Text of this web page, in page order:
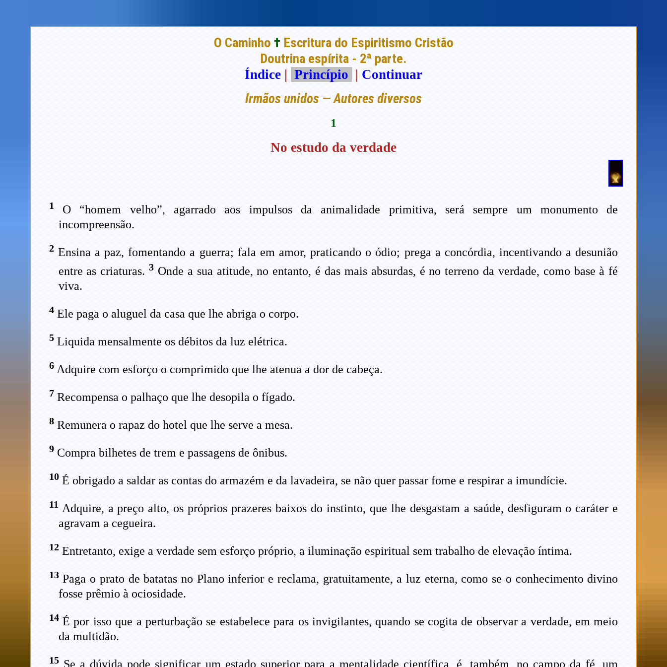
O Caminho † Escritura do Espiritismo Cristão
Doutrina espírita - 2ª parte.
Índice | Princípio | Continuar
Irmãos unidos — Autores diversos
1
No estudo da verdade
1
O “homem velho”, agarrado aos impulsos da animalidade primitiva, será sempre um monumento de
incompreensão.
2Ensina a paz, fomentando a guerra; fala em amor, praticando o ódio; prega a concórdia, incentivando a desunião
entre as criaturas.3 Onde a sua atitude, no entanto, é das mais absurdas, é no terreno da verdade, como base à fé
viva.
4Ele paga o aluguel da casa que lhe abriga o corpo.
5Liquida mensalmente os débitos da luz elétrica.
6Adquire com esforço o comprimido que lhe atenua a dor de cabeça.
7 Recompensa o palhaço que lhe desopila o fígado.
8Remunera o rapaz do hotel que lhe serve a mesa.
9Compra bilhetes de trem e passagens de ônibus.
10É obrigado a saldar as contas do armazém e da lavadeira, se não quer passar fome e respirar a imundície.
11 Adquire, a preço alto, os próprios prazeres baixos do instinto, que lhe desgastam a saúde, desfiguram o caráter e
agravam a cegueira.
12Entretanto, exige a verdade sem esforço próprio, a iluminação espiritual sem trabalho de elevação íntima.
13Paga o prato de batatas no Plano inferior e reclama, gratuitamente, a luz eterna, como se o conhecimento divino
fosse prêmio à ociosidade.
14É por isso que a perturbação se estabelece para os invigilantes, quando se cogita de observar a verdade, em meio
da multidão.
15Se a dúvida pode significar um estado superior para a mentalidade científica, é, também, no campo da fé, um